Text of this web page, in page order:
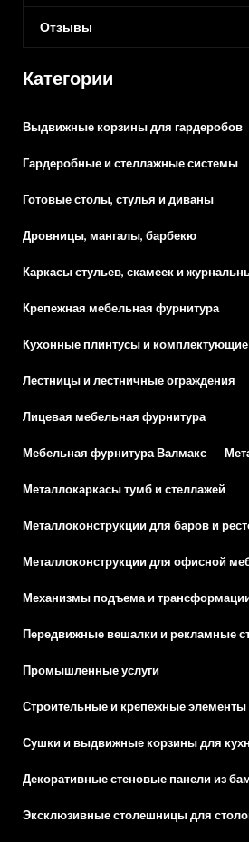
Отзывы
Категории
Выдвижные корзины для гардеробов
Гардеробные и стеллажные системы
Готовые столы, стулья и диваны
Дровницы, мангалы, барбекю
Каркасы стульев, скамеек и
Крепежная мебельная фурнитура
Кухонные плинтусы и комплектующие
Лестницы и лестничные ограждения
Лицевая мебельная фурнитура
Мебельная фурнитура Валмакс
Металлокаркасы тумб и стеллажей
Металлоконструкции для баров и
Металлоконструкции для офисной
Механизмы подъема и
Передвижные вешалки и рекламные
Промышленные услуги
Строительные и крепежные элементы
Сушки и выдвижные корзины для
Декоративные стеновые панели из
Эксклюзивные столешницы для